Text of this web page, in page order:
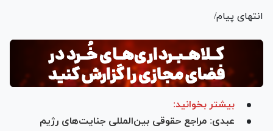
انتهای پیام/
بیشتر بخوانید:
عبدی: مراجع حقوقی بین‌المللی جنایت‌های رژیم